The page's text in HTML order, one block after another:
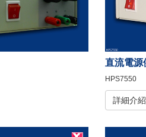
直流電源
HPS7550
詳細介紹